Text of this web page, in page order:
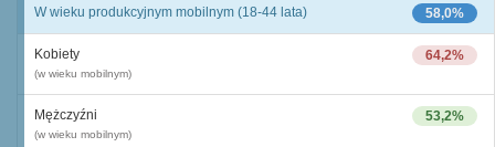
58,0%
W wieku produkcyjnym mobilnym (18-44 lata)
64,2%
Kobiety
(w wieku mobilnym)
53,2%
Mężczyźni
(w wieku mobilnym)